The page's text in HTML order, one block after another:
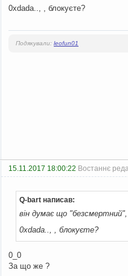
0xdada.., , блокуєте?
Подякували: leofun01
15.11.2017 18:00:22 Востаннє
Q-bart написав:
він думає що
0xdada.., , блокуєте?
0_0
За що же ?